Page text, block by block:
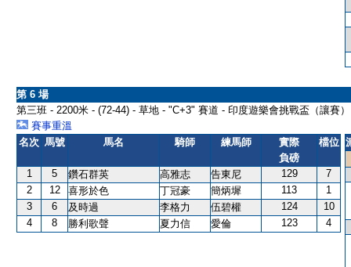
第 6 場
第三班 - 2200米 - (72-44) - 草地 - "C+3" 賽道 - 印度遊樂會挑戰盃（讓賽）
賽事重溫
名次 馬號 馬名 騎師 練馬師
實際
負磅
檔位
1 5 鑽石群英 高雅志 告東尼 129
7
2
12 喜形於色 丁冠豪 簡炳墀 113
1
3
6 及時過 李格力 伍碧權 124
10
4
8 勝利歌聲 夏力信 愛倫 123 4